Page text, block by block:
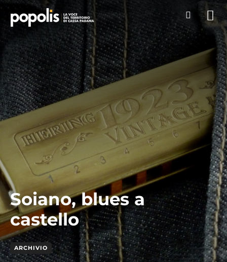
Soiano, blues a
castello
ARCHIVIO